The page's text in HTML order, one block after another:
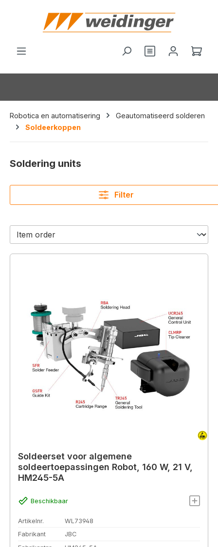
Je hebt 0 items
Robotica en automatisering
Geautomatiseerd solderen
Soldeerkoppen
Soldering units
Filter
Soldeerset voor algemene
soldeertoepassingen Robot, 160 W, 21 V,
HM245-5A
Beschikbaar
Artikelnr.
WL73948
Fabrikant
JBC